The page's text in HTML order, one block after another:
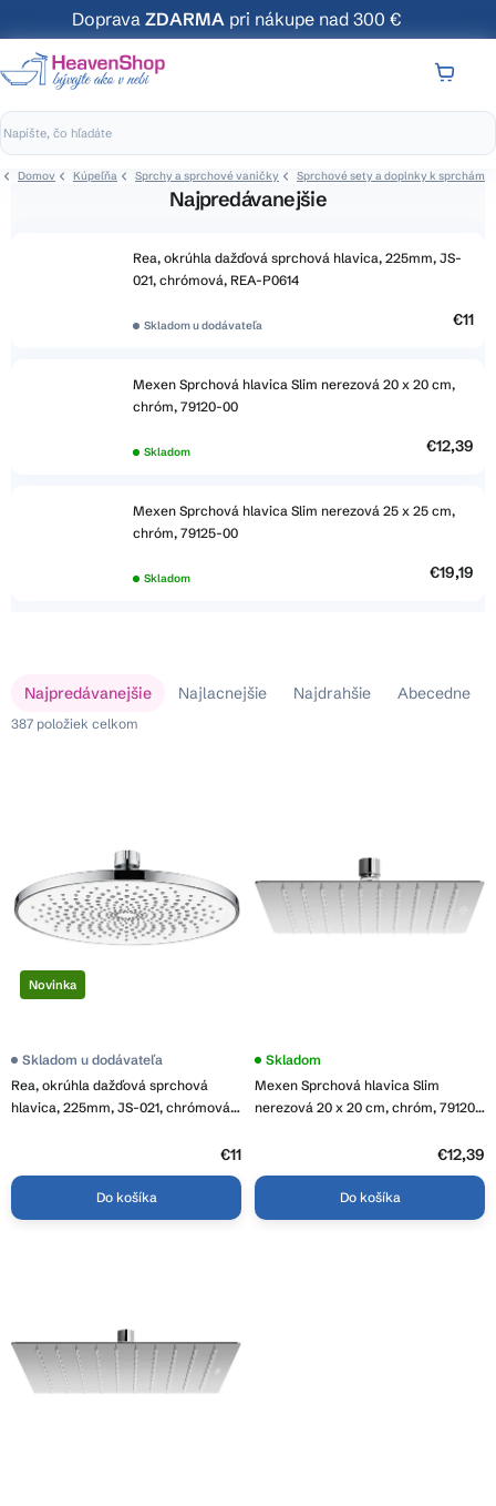
na
obsah
Doprava ZDARMA pri nákupe nad 300 €
KOŠÍK
Domov Kúpeľňa Sprchy a sprchové vaničky Sprchové sety a doplnky k sprchám
Najpredávanejšie
Rea, okrúhla dažďová sprchová hlavica, 225mm, JS-
021, chrómová, REA-P0614
Skladom u dodávateľa €11
Mexen Sprchová hlavica Slim nerezová 20 x 20 cm,
chróm, 79120-00
Skladom €12,39
Mexen Sprchová hlavica Slim nerezová 25 x 25 cm,
chróm, 79125-00
Skladom €19,19
d
r
o
u
k
o
v
Najpredávanejšie Najlacnejšie Najdrahšie Abecedne
387 položiek celkom
p
d
u
o Novinka
Rea, okrúhla dažďová sprchová
hlavica, 225mm, JS-021, chrómová,
Skladom u dodávateľa
€11
Do košíka
Mexen Sprchová hlavica Slim
nerezová 20 x 20 cm, chróm, 79120-
Skladom
€12,39
Do košíka